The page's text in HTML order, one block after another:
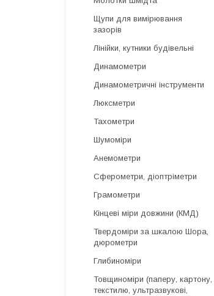
Щупи для вимірювання
зазорів
Лінійки, кутники будівельні
Динамометри
Динамометричні інструменти
Люксметри
Тахометри
Шумоміри
Анемометри
Сферометри, діоптріметри
Грамометри
Кінцеві міри довжини (КМД)
Твердоміри за шкалою Шора,
дюрометри
Глибиноміри
Товщиноміри (паперу, картону,
текстилю, ультразвукові,